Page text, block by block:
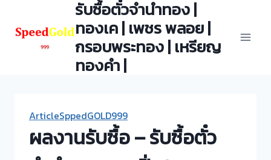
content
รับซื้อตั๋วจำนำทอง |
ทองเค | เพชร พลอย |
กรอบพระทอง | เหรียญ
ทองคำ |
ArticleSppedGOLD999
ผลงานรับซื้อ – รับซื้อตั๋ว